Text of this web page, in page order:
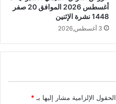
أغسطس 2026 الموافق 20 صفر
1448 نشرة الإثنين
3 أغسطس,2026
الحقول الإلزامية مشار إليها بـ*